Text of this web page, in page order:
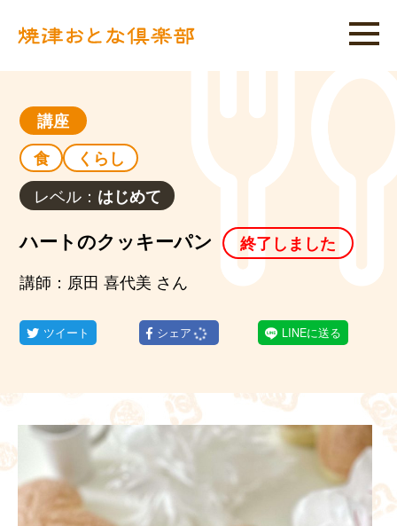
講座
食
くらし
レベル： はじめて
ハートのクッキーパン 終了しました
講師：原田 喜代美 さん
ツイート シェア LINEに送る